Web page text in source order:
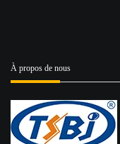
À propos de nous